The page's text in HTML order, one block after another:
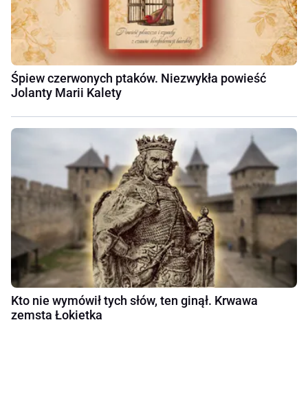
Śpiew czerwonych ptaków. Niezwykła powieść
Jolanty Marii Kalety
Kto nie wymówił tych słów, ten ginął. Krwawa
zemsta Łokietka